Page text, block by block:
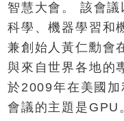
智慧大會。 該會
科學、機器學習和
兼創始人黃仁勳會
與來自世界各地的
於2009年在美國加
會議的主題是GPU